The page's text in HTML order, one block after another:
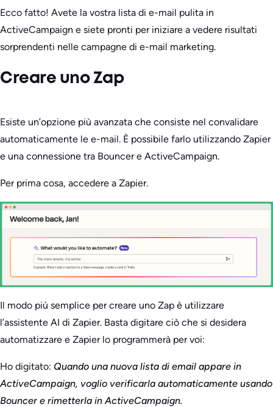
Ecco fatto! Avete la vostra lista di e-mail pulita in
ActiveCampaign e siete pronti per iniziare a vedere risultati
sorprendenti nelle campagne di e-mail marketing.
Creare uno Zap
Esiste un’opzione più avanzata che consiste nel convalidare
automaticamente le e-mail. È possibile farlo utilizzando Zapier
e una connessione tra Bouncer e ActiveCampaign.
Per prima cosa, accedere a Zapier.
Il modo più semplice per creare uno Zap è utilizzare
l’assistente AI di Zapier. Basta digitare ciò che si desidera
automatizzare e Zapier lo programmerà per voi:
Ho digitato: Quando una nuova lista di email appare in
ActiveCampaign, voglio verificarla automaticamente usando
Bouncer e rimetterla in ActiveCampaign.